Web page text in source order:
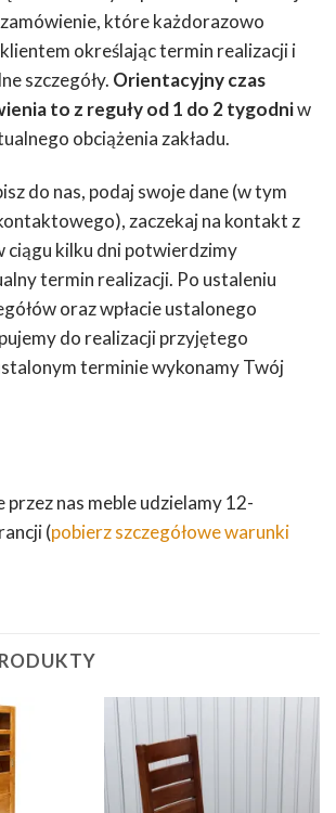
które każdorazowo
określając termin realizacji i
szczegóły. Orientacyjny czas
to z reguły od 1 do 2 tygodniw
obciążenia zakładu.
do nas, podaj swoje dane (w tym
zaczekaj na kontakt z
ciągu kilku dni potwierdzimy
termin realizacji. Po ustaleniu
oraz wpłacie ustalonego
do realizacji przyjętego
terminie wykonamy Twój
nas meble udzielamy 12-
(pobierz szczegółowe warunki